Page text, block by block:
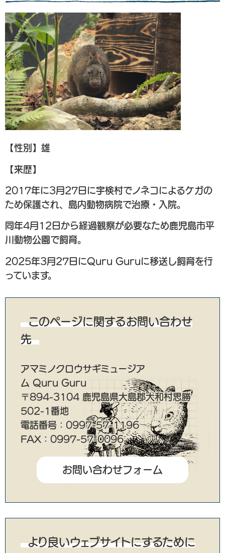
【性別】雄
【来歴】
2017年に3月27日に宇検村でノネコによるケガの
ため保護され、島内動物病院で治療・入院。
同年4月12日から経過観察が必要なため鹿児島市平
川動物公園で飼育。
2025年3月27日にQuru Guruに移送し飼育を行
っています。
このページに関するお問い合わせ
先
アマミノクロウサギミュージア
ム Quru Guru
〒894-3104 鹿児島県大島郡大和村思勝
502-1番地
電話番号：0997-57-1196
FAX：0997-57-0096
より良いウェブサイトにするために